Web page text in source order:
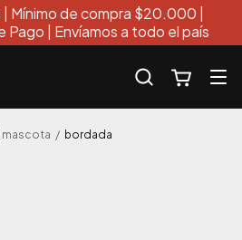
Mínimo de compra $20.000 |
Pago | Envíamos a todo el país
/ bordada